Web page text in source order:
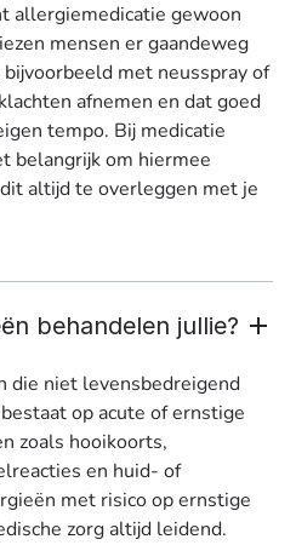
allergiemedicatie gewoon
mensen er gaandeweg
met neusspray of
afnemen en dat goed
tempo. Bij medicatie
belangrijk om hiermee
altijd te overleggen met je
behandelen jullie?
die niet levensbedreigend
op acute of ernstige
zoals hooikoorts,
en huid- of
met risico op ernstige
zorg altijd leidend.